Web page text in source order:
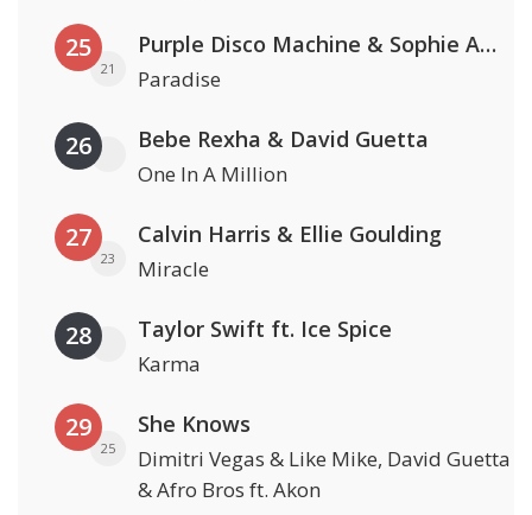
25
21
Purple Disco Machine & Sophie And The Giants
Paradise
26 Bebe Rexha & David Guetta
One In A Million
27
23
Calvin Harris & Ellie Goulding
Miracle
28 Taylor Swift ft. Ice Spice
Karma
29
25
She Knows
Dimitri Vegas & Like Mike, David Guetta
& Afro Bros ft. Akon